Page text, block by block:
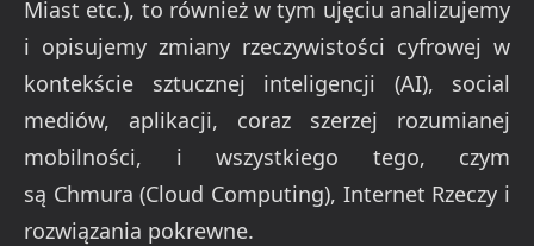
Miast etc.), to również w tym ujęciu analizujemy
i opisujemy zmiany rzeczywistości cyfrowej w
kontekście sztucznej inteligencji (AI), social
mediów, aplikacji, coraz szerzej rozumianej
mobilności, i wszystkiego tego, czym
są Chmura (Cloud Computing), Internet Rzeczy i
rozwiązania pokrewne.